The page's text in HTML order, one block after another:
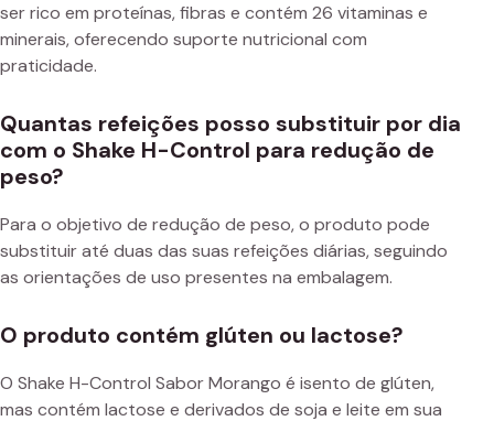
ser rico em proteínas, fibras e contém 26 vitaminas e
minerais, oferecendo suporte nutricional com
praticidade.
Quantas refeições posso substituir por dia
com o Shake H-Control para redução de
peso?
Para o objetivo de redução de peso, o produto pode
substituir até duas das suas refeições diárias, seguindo
as orientações de uso presentes na embalagem.
O produto contém glúten ou lactose?
O Shake H-Control Sabor Morango é isento de glúten,
mas contém lactose e derivados de soja e leite em sua